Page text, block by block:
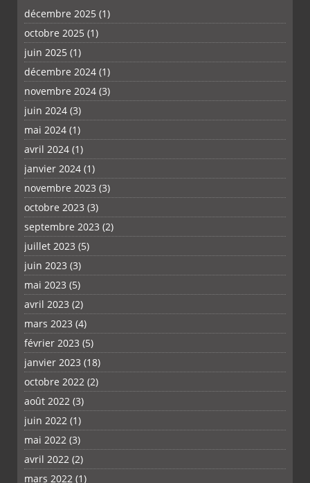
PLUS
décembre 2025 (1)
octobre 2025 (1)
juin 2025 (1)
décembre 2024 (1)
novembre 2024 (3)
juin 2024 (3)
mai 2024 (1)
avril 2024 (1)
janvier 2024 (1)
novembre 2023 (3)
octobre 2023 (3)
septembre 2023 (2)
juillet 2023 (5)
juin 2023 (3)
mai 2023 (5)
avril 2023 (2)
mars 2023 (4)
février 2023 (5)
janvier 2023 (18)
octobre 2022 (2)
août 2022 (3)
juin 2022 (1)
mai 2022 (3)
avril 2022 (2)
mars 2022 (1)